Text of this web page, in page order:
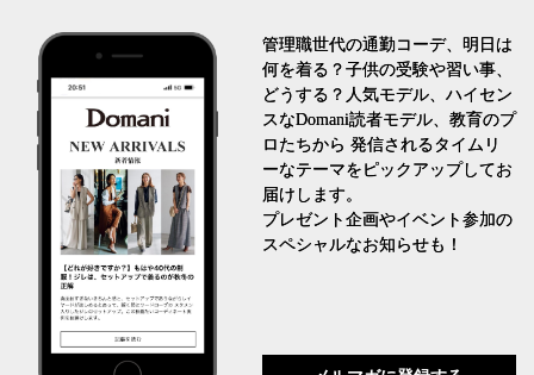
管理職世代の通勤コーデ、明日は
何を着る？子供の受験や習い事、
どうする？人気モデル、ハイセン
スなDomani読者モデル、教育のプ
ロたちから 発信されるタイムリ
ーなテーマをピックアップしてお
届けします。
プレゼント企画やイベント参加の
スペシャルなお知らせも！